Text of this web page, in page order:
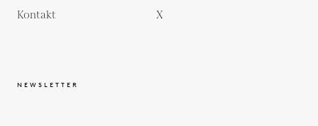
Kontakt
X
NEWSLETTER